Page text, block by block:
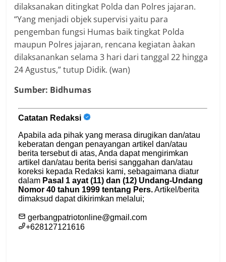
dilaksanakan ditingkat Polda dan Polres jajaran.
“Yang menjadi objek supervisi yaitu para
pengemban fungsi Humas baik tingkat Polda
maupun Polres jajaran, rencana kegiatan àakan
dilaksanankan selama 3 hari dari tanggal 22 hingga
24 Agustus,” tutup Didik. (wan)
Sumber: Bidhumas